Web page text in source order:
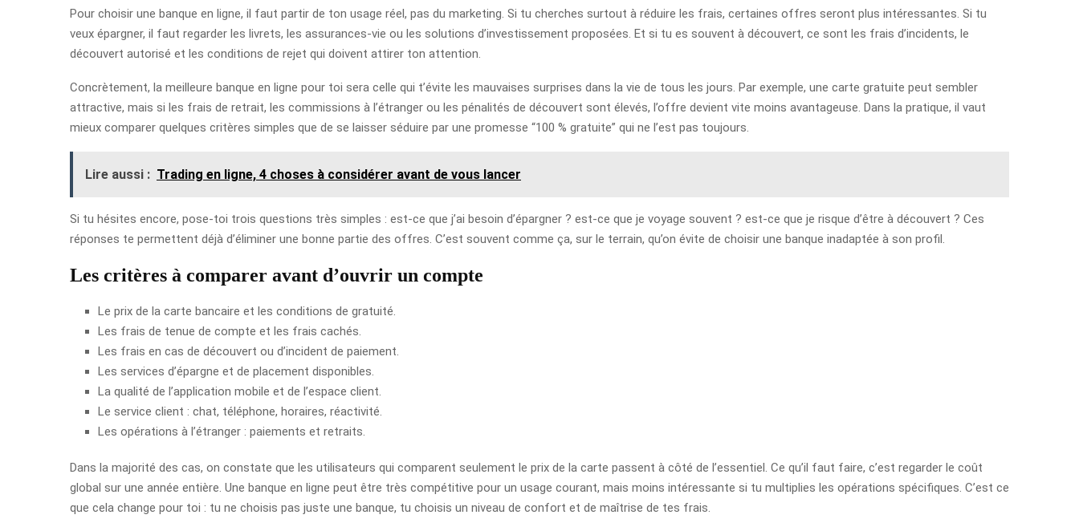
Pour choisir une banque en ligne, il faut partir de ton usage réel, pas du marketing. Si tu cherches surtout à réduire les frais, certaines offres seront plus intéressantes. Si tu
veux épargner, il faut regarder les livrets, les assurances-vie ou les solutions d’investissement proposées. Et si tu es souvent à découvert, ce sont les frais d’incidents, le
découvert autorisé et les conditions de rejet qui doivent attirer ton attention.
Concrètement, la meilleure banque en ligne pour toi sera celle qui t’évite les mauvaises surprises dans la vie de tous les jours. Par exemple, une carte gratuite peut sembler
attractive, mais si les frais de retrait, les commissions à l’étranger ou les pénalités de découvert sont élevés, l’offre devient vite moins avantageuse. Dans la pratique, il vaut
mieux comparer quelques critères simples que de se laisser séduire par une promesse “100 % gratuite” qui ne l’est pas toujours.
Lire aussi : Trading en ligne, 4 choses à considérer avant de vous lancer
Si tu hésites encore, pose-toi trois questions très simples : est-ce que j’ai besoin d’épargner ? est-ce que je voyage souvent ? est-ce que je risque d’être à découvert ? Ces
réponses te permettent déjà d’éliminer une bonne partie des offres. C’est souvent comme ça, sur le terrain, qu’on évite de choisir une banque inadaptée à son profil.
Les critères à comparer avant d’ouvrir un compte
Le prix de la carte bancaire et les conditions de gratuité.
Les frais de tenue de compte et les frais cachés.
Les frais en cas de découvert ou d’incident de paiement.
Les services d’épargne et de placement disponibles.
La qualité de l’application mobile et de l’espace client.
Le service client : chat, téléphone, horaires, réactivité.
Les opérations à l’étranger : paiements et retraits.
Dans la majorité des cas, on constate que les utilisateurs qui comparent seulement le prix de la carte passent à côté de l’essentiel. Ce qu’il faut faire, c’est regarder le coût
global sur une année entière. Une banque en ligne peut être très compétitive pour un usage courant, mais moins intéressante si tu multiplies les opérations spécifiques. C’est ce
que cela change pour toi : tu ne choisis pas juste une banque, tu choisis un niveau de confort et de maîtrise de tes frais.